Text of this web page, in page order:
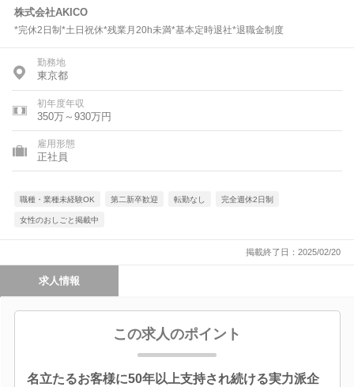
株式会社AKICO
*完休2日制*土日祝休*残業月20h未満*基本定時退社*退職金制度
勤務地
東京都
初年度年収
350万～930万円
雇用形態
正社員
職種・業種未経験OK 第二新卒歓迎 転勤なし 完全週休2日制
女性のおしごと掲載中
掲載終了日：2025/02/20
求人情報
この求人のポイント
名立たるお客様に50年以上支持され続ける実力派企